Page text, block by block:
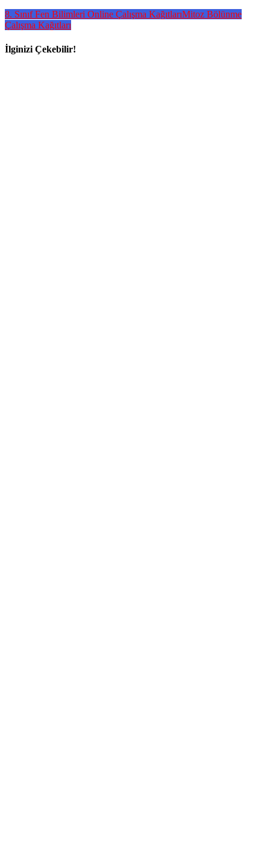
8. Sınıf Fen Bilimleri Online Çalışma KağıtlarıMitoz Bölünme
Çalışma Kağıtları
İlginizi Çekebilir!